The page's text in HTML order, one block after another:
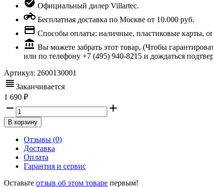
Официальный дилер Villartec.
Бесплатная доставка по Москве от 10.000 руб.
Способы оплаты: наличные, пластиковые карты,
Вы можете забрать этот товар, (Чтобы
или по телефону +7 (495) 940-8215 и дождаться
Артикул: 2600130001
Заканчивается
1 690
В корзину
Отзывы (0)
Доставка
Оплата
Гарантия и сервис
Оставьте отзыв об этом товаре первым!